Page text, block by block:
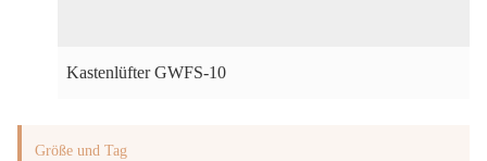
Kastenlüfter GWFS-10
Größe und Tag